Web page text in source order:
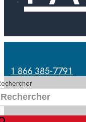
1 866 385-7791